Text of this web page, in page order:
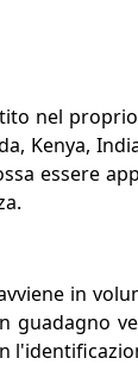
nel
Kenya,
essere
in
guadagno